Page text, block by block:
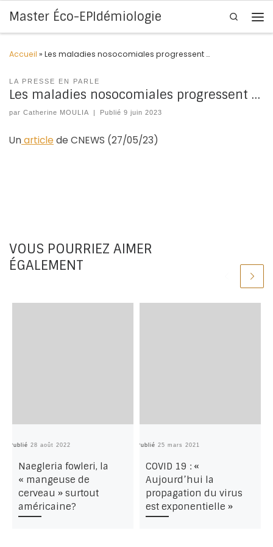
Skip to content
Master Éco-EPIdémiologie
Search
Accueil » Les maladies nosocomiales progressent …
LA PRESSE EN PARLE
Les maladies nosocomiales progressent …
par Catherine MOULIA Publié 9 juin 2023
Unarticle de CNEWS (27/05/23)
VOUS POURRIEZ AIMER
ÉGALEMENT
Publié28 août 2022
Naegleria fowleri, la
« mangeuse de
cerveau » surtout
américaine?
Publié25 mars 2021
COVID 19 : «
Aujourd’hui la
propagation du virus
est exponentielle »